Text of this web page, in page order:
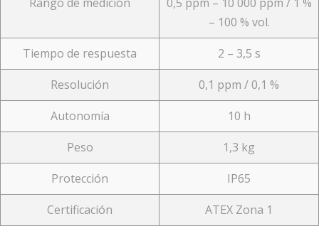
– 100 % vol.
Tiempo de respuesta
2 – 3,5 s
Resolución
0,1 ppm / 0,1 %
Autonomía
10 h
Peso
1,3 kg
Protección
IP65
Certificación
ATEX Zona 1